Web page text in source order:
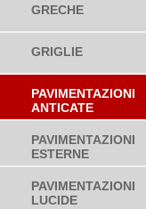
GRECHE
GRIGLIE
PAVIMENTAZIONI
ANTICATE
PAVIMENTAZIONI
ESTERNE
PAVIMENTAZIONI
LUCIDE